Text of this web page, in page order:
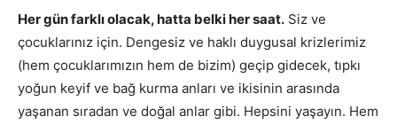
Her gün farklı olacak, hatta belki her saat. Siz ve
çocuklarınız için. Dengesiz ve haklı duygusal krizlerimiz
(hem çocuklarımızın hem de bizim) geçip gidecek, tıpkı
yoğun keyif ve bağ kurma anları ve ikisinin arasında
yaşanan sıradan ve doğal anlar gibi. Hepsini yaşayın. Hem